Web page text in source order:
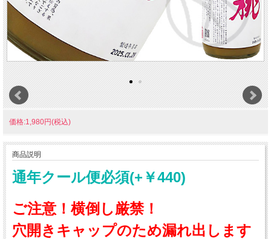
価格:1,980円(税込)
商品説明
通年クール便必須(+￥440)
ご注意！横倒し厳禁！
穴開きキャップのため漏れ出します